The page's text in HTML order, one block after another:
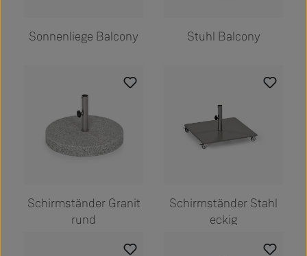
Sonnenliege Balcony Stuhl Balcony
Schirmständer Granit
rund
Schirmständer Stahl
eckig